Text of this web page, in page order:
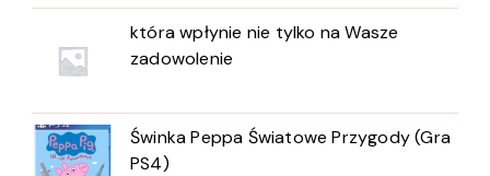
która wpłynie nie tylko na Wasze
zadowolenie
Świnka Peppa Światowe Przygody (Gra
PS4)